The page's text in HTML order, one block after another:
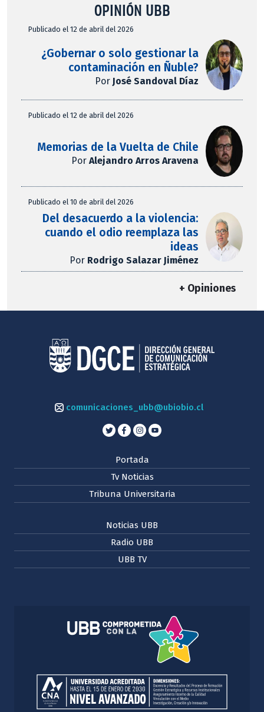
OPINIÓN UBB
Publicado el 12 de abril del 2026
¿Gobernar o solo gestionar la
contaminación en Ñuble?
Por José Sandoval Díaz
Publicado el 12 de abril del 2026
Memorias de la Vuelta de Chile
PorAlejandro Arros Aravena
Publicado el 10 de abril del 2026
Del desacuerdo a la violencia:
cuando el odio reemplaza las
ideas
Por Rodrigo Salazar Jiménez
+ Opiniones
comunicaciones_ubb@ubiobio.cl
Portada
Tv Noticias
Tribuna Universitaria
Noticias UBB
Radio UBB
UBB TV